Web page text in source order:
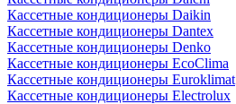
Кассетные кондиционеры Daikin
Кассетные кондиционеры Dantex
Кассетные кондиционеры Denko
Кассетные кондиционеры EcoClima
Кассетные кондиционеры Euroklimat
Кассетные кондиционеры Electrolux